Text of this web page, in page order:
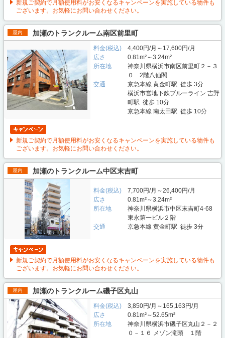
新規ご契約で月額使用料がお安くなるキャンペーンを実施している物件も
ございます。お気軽にお問い合わせください。
屋内 加瀬のトランクルーム南区前里町
料金(税込)
4,400円/月～17,600円/月
広さ
0.81m²～3.24m²
所在地
神奈川県横浜市南区前里町２－３
０ 2階八仙閣
交通
京急本線 黄金町駅 徒歩 3分
横浜市営地下鉄ブルーライン 吉野
町駅 徒歩 10分
京急本線 南太田駅 徒歩 10分
新規ご契約で月額使用料がお安くなるキャンペーンを実施している物件も
ございます。お気軽にお問い合わせください。
屋内 加瀬のトランクルーム中区末吉町
料金(税込)
7,700円/月～26,400円/月
広さ
0.81m²～3.24m²
所在地
神奈川県横浜市中区末吉町4-68
東永第一ビル２階
交通
京急本線 黄金町駅 徒歩 3分
新規ご契約で月額使用料がお安くなるキャンペーンを実施している物件も
ございます。お気軽にお問い合わせください。
屋内 加瀬のトランクルーム磯子区丸山
料金(税込)
3,850円/月～165,163円/月
広さ
0.81m²～52.65m²
所在地
神奈川県横浜市磯子区丸山２－２
０－１６ メゾン滝頭 １階